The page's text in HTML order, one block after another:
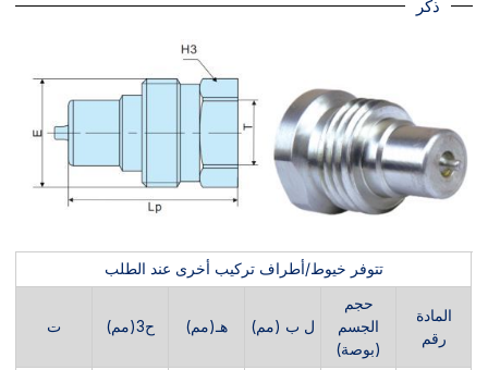
ذكر
تتوفر خيوط/أطراف تركيب أخرى عند الطلب
المادة
رقم
حجم
الجسم
(بوصة)
ل ب (مم) هـ(مم) ح3(مم) ت